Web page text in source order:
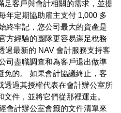
足客戶與會計相關的需求，並提
年定期協助雇主支付 1,000 多
終牢記，您公司最大的資產是
方經驗的團隊更容易滿足稅務
過最新的 NAV 會計服務支持客
司盡職調查和為客戶退出做準
免的。 如果會計協議終止，客
透過其授權代表在會計辦公室所
件，並將它們從那裡運走。
會計辦公室會籤的文件清單來